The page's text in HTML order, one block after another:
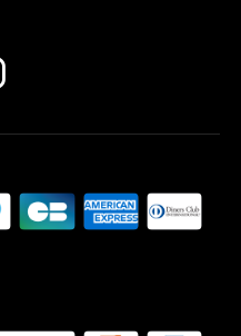
Schnee, Wind, Vogelkot,
Anti-UV-Ausrüstung blockiert sie